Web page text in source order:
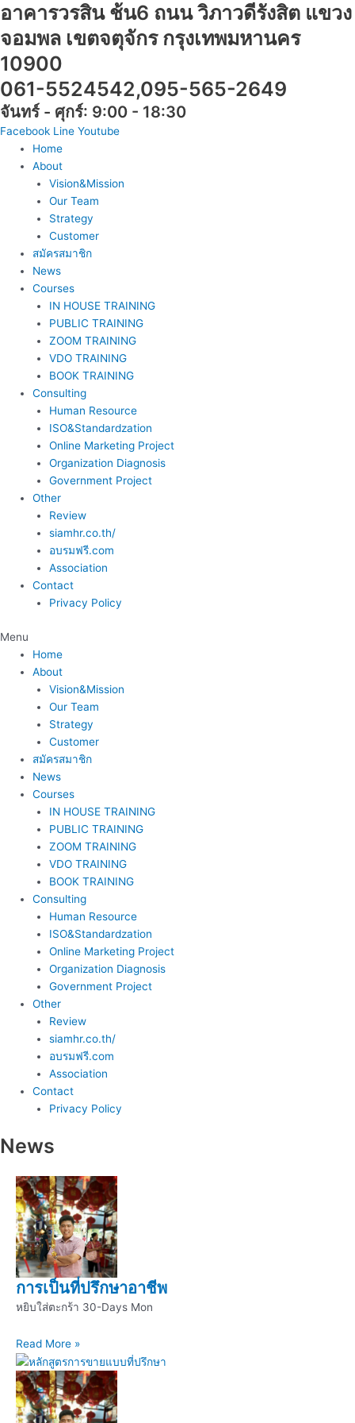
Skip
content
อาคารวรสิน ช้น6 ถนน วิภาวดีรังสิต แขวง
จอมพล เขตจตุจักร กรุงเทพมหานคร
10900
061-5524542,095-565-2649
จันทร์ - ศุกร์: 9:00 - 18:30
Facebook Line Youtube
Home
About
Vision&Mission
Our Team
Strategy
Customer
สมัครสมาชิก
News
Courses
IN HOUSE TRAINING
PUBLIC TRAINING
ZOOM TRAINING
VDO TRAINING
BOOK TRAINING
Consulting
Human Resource
ISO&Standardzation
Online Marketing Project
Organization Diagnosis
Government Project
Other
Review
siamhr.co.th/
อบรมฟรี.com
Association
Contact
Privacy Policy
Menu
Home
About
Vision&Mission
Our Team
Strategy
Customer
สมัครสมาชิก
News
Courses
IN HOUSE TRAINING
PUBLIC TRAINING
ZOOM TRAINING
VDO TRAINING
BOOK TRAINING
Consulting
Human Resource
ISO&Standardzation
Online Marketing Project
Organization Diagnosis
Government Project
Other
Review
siamhr.co.th/
อบรมฟรี.com
Association
Contact
Privacy Policy
News
การเป็นที่ปรึกษาอาชีพ
หยิบใส่ตะกร้า 30-Days Mon
Read More »